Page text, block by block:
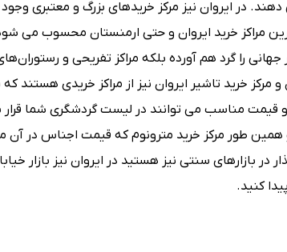
در ایروان نیز مرکز خرید‌های بزرگ و معتبری وجود
مراکز خرید ایروان و حتی ارمنستان محسوب می
را گرد هم آورده بلکه مراکز تفریحی و
خرید تاشیر ایروان نیز از مراکز خریدی هستند که با
و قیمت مناسب می توانند در لیست گردشگری شما قرار
همین طور مرکز خرید مترونوم که قیمت اجناس در آن
بازار‌های سنتی نیز هستید در ایروان نیز بازار
کنید.